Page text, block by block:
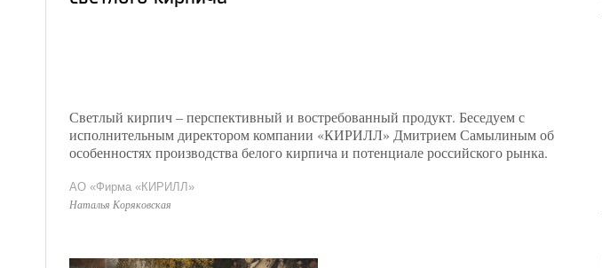
Светлый кирпич – перспективный и востребованный продукт. Беседуем с
исполнительным директором компании «КИРИЛЛ» Дмитрием Самылиным об
особенностях производства белого кирпича и потенциале российского рынка.
АО «Фирма «КИРИЛЛ»
Наталья Коряковская